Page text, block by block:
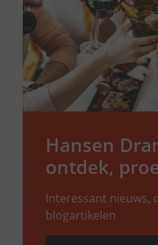
Hansen
ontdek,
Interessant nieuws,
blogartikelen